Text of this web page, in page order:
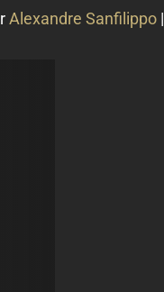
Alexandre Sanfilippo|